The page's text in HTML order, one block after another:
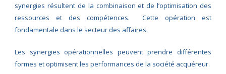
synergies résultent de la combinaison et de l’optimisation des
ressources et des compétences. Cette opération est
fondamentale dans le secteur des affaires.
Les synergies opérationnelles peuvent prendre différentes
formes et optimisent les performances de la société acquéreur.